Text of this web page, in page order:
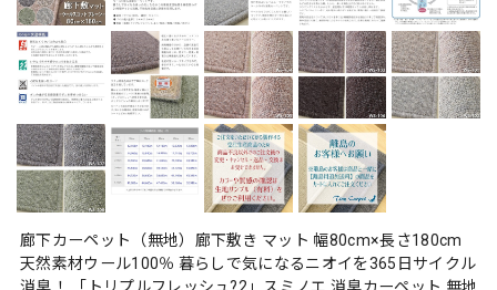
廊下カーペット（無地）廊下敷き マット 幅80cm×長さ180cm
天然素材ウール100％ 暮らしで気になるニオイを365日サイクル
消臭！ 「トリプルフレッシュ?2」スミノエ 消臭カーペット 無地